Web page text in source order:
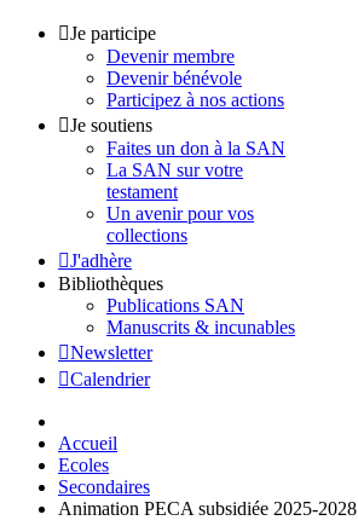
Je participe
Devenir membre
Devenir bénévole
Participez à nos actions
Je soutiens
Faites un don à la SAN
La SAN sur votre
testament
Un avenir pour vos
collections
J'adhère
Bibliothèques
Publications SAN
Manuscrits & incunables
Newsletter
Calendrier
Accueil
Ecoles
Secondaires
Animation PECA subsidiée 2025-2028